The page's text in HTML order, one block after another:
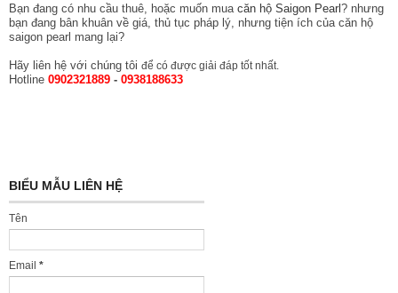
Bạn đang có nhu cầu thuê, hoặc muốn mua căn hộ Saigon Pearl ? nhưng
bạn đang bân khuân về giá, thủ tục pháp lý, nhưng tiện ích của căn hộ
saigon pearl mang lại?
Hãy liên hệ với chúng tôi để có được giải đáp tốt nhất.
Hotline 0902321889 - 0938188633
BIỂU MẪU LIÊN HỆ
Tên
Email *